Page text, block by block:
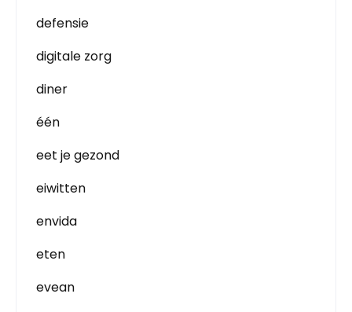
defensie
digitale zorg
diner
één
eet je gezond
eiwitten
envida
eten
evean